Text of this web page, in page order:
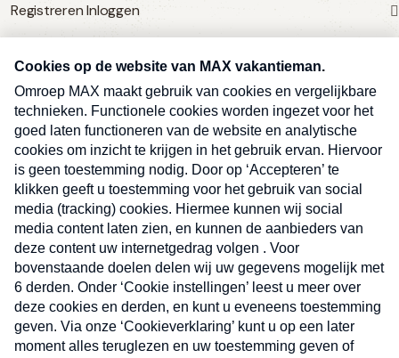
Registreren Inloggen
SERVICE
Over Omroep MAX
MAX Vandaag
MAX Meldpunt
Pers
Contact
Algemene voorwaarden
Privacyverklaring
Kwetsbaarheid melden
RegistrerenInloggen
Ben je benieuwd naar meer
vakantienieuws- en tips?
E-
mailadres
Inschrijven